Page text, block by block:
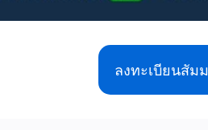
ลงทะเบียนสัม